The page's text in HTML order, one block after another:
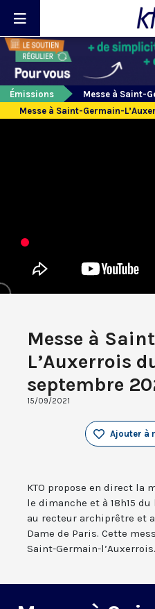
Émissions
Messe à Saint-
Messe à Saint-Germain-
Messe à
L’Auxerrois
septembre
15/09/2021
Ajouter à
KTO propose en direct la
le dimanche et à 18h15
au recteur archiprêtre et
Dame de Paris. Cette
Saint-Germain-l’Auxerrois.